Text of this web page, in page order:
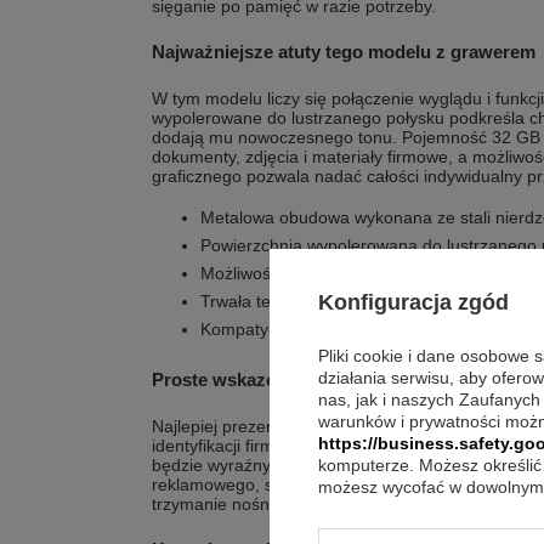
sięganie po pamięć w razie potrzeby.
Najważniejsze atuty tego modelu z grawerem
W tym modelu liczy się połączenie wyglądu i
wypolerowane do lustrzanego połysku podkreśla
dodają mu nowoczesnego tonu. Pojemność 32
dokumenty, zdjęcia i materiały firmowe, a
graficznego pozwala nadać całości indywidualny
Metalowa obudowa wykonana ze stali
Powierzchnia wypolerowana do lustrzanego
Możliwość grawerowania tekstu, grafiki,
Trwała technika grawerowania laserem na
Kompatybilność z USB1.1/USB3.0 Hi-
Proste wskazówki, by wyglądał świetnie
Najlepiej prezentuje się, gdy grawer jest krótki i
identyfikacji firmy. Przy wyborze grafiki warto
będzie wyraźny na metalowej obudowie. Jeśli
reklamowego, spójny motyw z logo pomaga
trzymanie nośnika pod ręką, co jest praktyczne
Konfiguracja zgód
Pliki cookie i dane osobowe
działania serwisu, aby
nas, jak i naszych
warunków i prywatności
https://
komputerze. Możesz
możesz wycofać w